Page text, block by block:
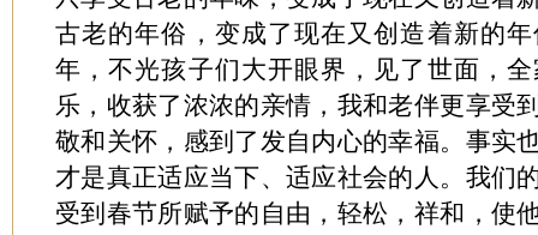
古老的年俗，变成了现在又创造着新的
年，不光孩子们大开眼界，见了世面，
乐，收获了浓浓的亲情，我和老伴更享受
敬和关怀，感到了发自内心的幸福。事实
才是真正适应当下、适应社会的人。我们
受到春节所赋予的自由，轻松，祥和，使